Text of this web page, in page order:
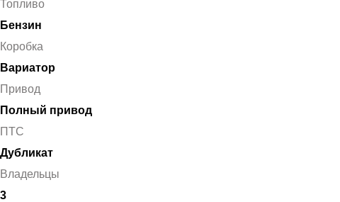
Топливо
Бензин
Коробка
Вариатор
Привод
Полный привод
ПТС
Дубликат
Владельцы
3